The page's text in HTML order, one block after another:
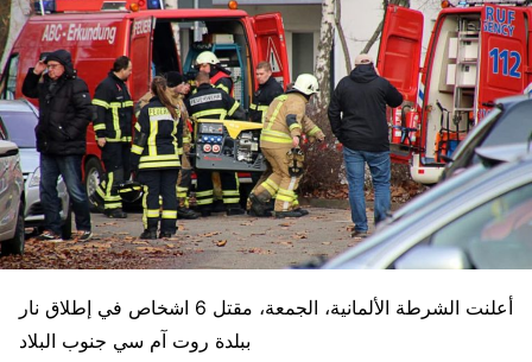
أعلنت الشرطة الألمانية، الجمعة، مقتل 6 اشخاص في إطلاق نار
ببلدة روت آم سي جنوب البلاد